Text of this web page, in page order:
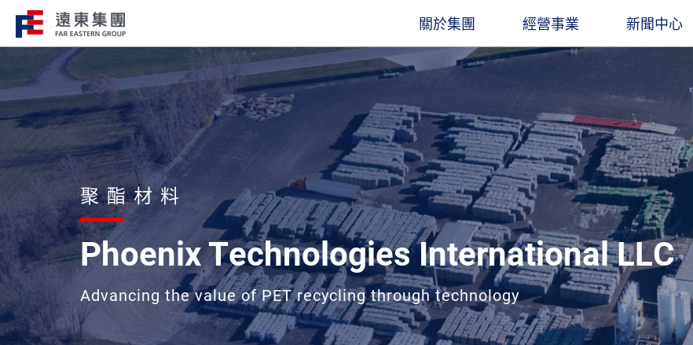
關於集團
董事長
經營團隊
企業總覽​
遠東集團持續走在創新、國際化、企業社
會責任的道路上，才能屹立不搖，站穩腳
跟，大步前行。
立業精神
大事紀要
聯絡我們
經營事業
石化能源
聚酯材料
電信科技
金融服務
百貨零售
交通運輸
水泥建材
營造建築
社會公益
事業關聯圖
遠東集團轄下200餘家關係企業，經營領
域涵蓋十大產業，生產服務基地涵蓋亞
洲、美洲、非洲等地。
新聞中心
出版品
線上刊物
遠東人月刊
遠東人月刊
凝聚遠東人，傳承遠東心
遠東ESG
長期扮演企業公民角色，讓遠東創造更多
價值與創新能力
聚酯材料
Phoenix Technologies International LLC
Advancing the value of PET recycling through technology